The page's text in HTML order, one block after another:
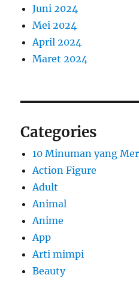
Juni 2024
Mei 2024
April 2024
Maret 2024
Categories
10 Minuman yang
Action Figure
Adult
Animal
Anime
App
Arti mimpi
Beauty